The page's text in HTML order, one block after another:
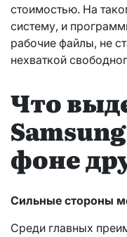
стоимостью. На
систему, и
рабочие файлы, не
нехваткой
Что
фоне
Сильные стороны
Среди главных